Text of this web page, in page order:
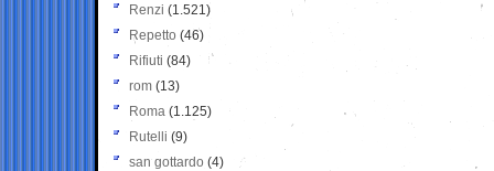
Renzi (1.521)
Repetto (46)
Rifiuti (84)
rom (13)
Roma (1.125)
Rutelli (9)
san gottardo (4)